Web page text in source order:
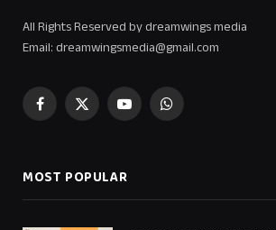
All Rights Reserved by dreamwings media
Email: dreamwingsmedia@gmail.com
Facebook
X
YouTubeWhatsApp
MOST POPULAR